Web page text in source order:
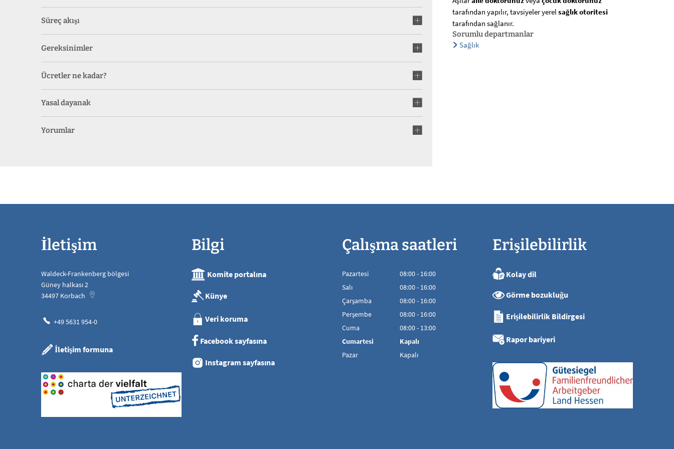
Süreç akışı
Gereksinimler
Ücretler ne kadar?
Yasal dayanak
Yorumlar
tarafından yapılır, tavsiyeler yerel sağlık otoritesi
tarafından sağlanır.
Sorumlu departmanlar
Sağlık
İletişim
Waldeck-Frankenberg bölgesi
Güney halkası 2
34497 Korbach
+49 5631 954-0
İletişim formuna
Bilgi
Komite portalına
Künye
Veri koruma
Facebook sayfasına
Instagram sayfasına
Çalışma saatleri
Pazartesi 08:00- 16:00
08:00'den 16:00'ya kadar
Salı 08:00- 16:00
08:00'den 16:00'ya kadar
Çarşamba 08:00- 16:00
08:00'den 16:00'ya kadar
Perşembe 08:00- 16:00
08:00'den 16:00'ya kadar
Cuma 08:00- 13:00
08:00 - 13:00 arası
Cumartesi
Kapalı
Pazar
Kapalı
Erişilebilirlik
Kolay dil
Görme bozukluğu
Erişilebilirlik Bildirgesi
Rapor bariyeri